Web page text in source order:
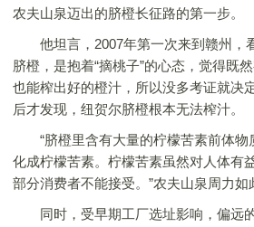
农夫山泉迈出的脐橙长征路的第一步。
他坦言，2007年第一次来到赣州，
脐橙，是抱着“摘桃子”的心态，觉得既
也能榨出好的橙汁，所以没多考证就决
后才发现，纽贺尔脐橙根本无法榨汁。
“脐橙里含有大量的柠檬苦素前体物
化成柠檬苦素。柠檬苦素虽然对人体有
部分消费者不能接受。”农夫山泉周力如
同时，受早期工厂选址影响，偏远